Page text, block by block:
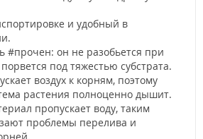
и удобный в
#прочен: он не разобьется при
под тяжестью субстрата.
воздух к корням, поэтому
растения полноценно дышит.
пропускает воду, таким
проблемы перелива и